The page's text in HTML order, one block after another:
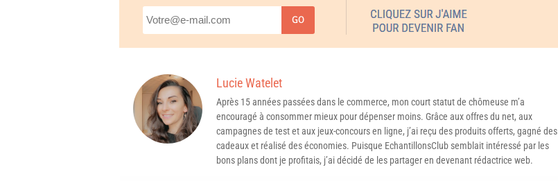
GO
Lucie Watelet
Après 15 années passées dans le commerce, mon court statut de chômeuse m’a
encouragé à consommer mieux pour dépenser moins. Grâce aux offres du net, aux
campagnes de test et aux jeux-concours en ligne, j’ai reçu des produits offerts, gagné des
cadeaux et réalisé des économies. Puisque EchantillonsClub semblait intéressé par les
bons plans dont je profitais, j’ai décidé de les partager en devenant rédactrice web.